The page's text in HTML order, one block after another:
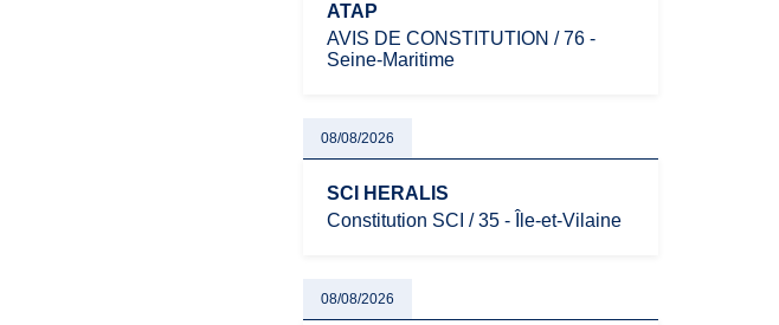
ATAP
AVIS DE CONSTITUTION / 76 -
Seine-Maritime
08/08/2026
SCI HERALIS
Constitution SCI / 35 - Île-et-Vilaine
08/08/2026